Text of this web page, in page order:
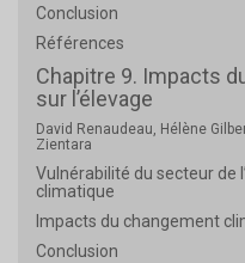
Conclusion
Références
Chapitre 9. Impacts
sur l’élevage
David Renaudeau, Hélène
Zientara
Vulnérabilité du secteur de
climatique
Impacts du changement
Conclusion